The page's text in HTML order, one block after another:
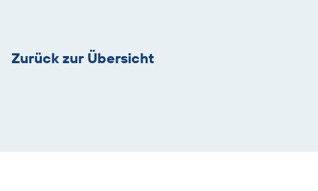
Zurück zur Übersicht